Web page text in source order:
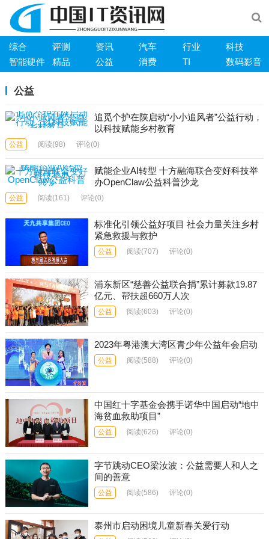
综合 评测 资讯 汽车 行业
科技
智能硬件
精品 公益 消费 TI 数码影音
公益
追觅个护在陕启动“小小追风者”公益行动，
以科技赋能乡村教育
公益 阅读(98) 评论(0)
赋能企业AI转型 十方融海联合变好科技举
办OpenClaw公益科普沙龙
公益 阅读(161) 评论(0)
标准化引领公益好项目 社会力量关注乡村
紧急救援与救护
公益 阅读(707) 评论(0)
浦东新区“慈善公益联合捐”累计募款19.87
亿元、帮扶超660万人次
公益 阅读(603) 评论(0)
2023年粤港澳大湾区青少年公益年会启动
公益 阅读(588) 评论(0)
中国红十字基金会携手诺华中国启动“地中
海贫血救助项目”
公益 阅读(626) 评论(0)
字节跳动CEO梁汝波：公益需要人和人之
间的善意
公益 阅读(586) 评论(0)
泰州市启动困境儿童新春关爱行动